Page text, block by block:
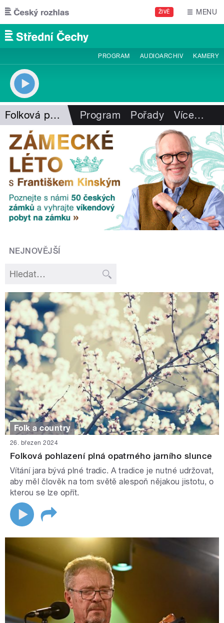
Přejít k hlavnímu obsahu
ŽIVĚ MENU
PROGRAM AUDIOARCHIV KAMERY
Folková pohlazení Program Pořady Více…
NEJNOVĚJŠÍ
Folk a country
26. březen 2024
Folková pohlazení plná opatrného jarního slunce
Vítání jara bývá plné tradic. A tradice je nutné udržovat,
aby měl člověk na tom světě alespoň nějakou jistotu, o
kterou se lze opřít.